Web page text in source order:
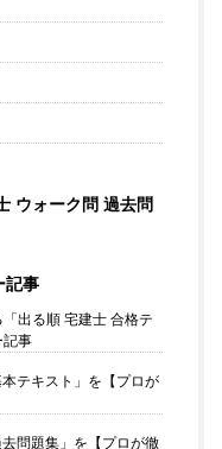
ウォーク問 過去問
記事
出る順 宅建士 合格テ
記事
テキスト」を【プロが
問題集」を【プロが徹